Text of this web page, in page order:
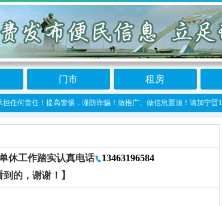
门市 租房
何责任！提高警惕，谨防诈骗！做推广、做信息置顶！请加宁晋123
休工作踏实认真电话
13463196584
的，谢谢！】